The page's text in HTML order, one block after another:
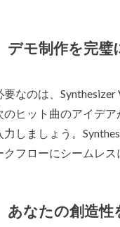
デモ制作を完璧
要なのは、
のヒット曲のアイデ
力しましょう。
クフローにシームレス
あなたの創造性